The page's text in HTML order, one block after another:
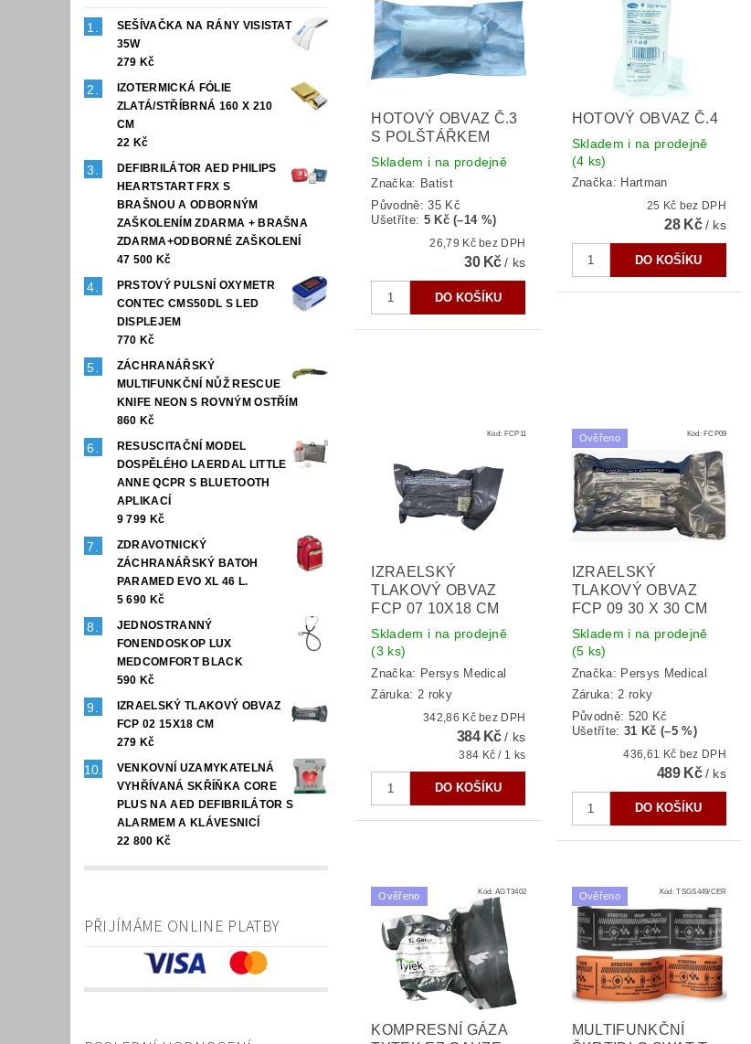
SEŠÍVAČKA NA RÁNY VISISTAT
35W
279 Kč
IZOTERMICKÁ FÓLIE
ZLATÁ/STŘÍBRNÁ 160 X 210
CM
22 Kč
DEFIBRILÁTOR AED PHILIPS
HEARTSTART FRX S
BRAŠNOU A ODBORNÝM
ZAŠKOLENÍM ZDARMA + BRAŠNA
ZDARMA+ODBORNÉ ZAŠKOLENÍ
47 500 Kč
PRSTOVÝ PULSNÍ OXYMETR
CONTEC CMS50DL S LED
DISPLEJEM
770 Kč
ZÁCHRANÁŘSKÝ
MULTIFUNKČNÍ NŮŽ RESCUE
KNIFE NEON S ROVNÝM OSTŘÍM
860 Kč
RESUSCITAČNÍ MODEL
DOSPĚLÉHO LAERDAL LITTLE
ANNE QCPR S BLUETOOTH
APLIKACÍ
9 799 Kč
ZDRAVOTNICKÝ
ZÁCHRANÁŘSKÝ BATOH
PARAMED EVO XL 46 L.
5 690 Kč
JEDNOSTRANNÝ
FONENDOSKOP LUX
MEDCOMFORT BLACK
590 Kč
IZRAELSKÝ TLAKOVÝ OBVAZ
FCP 02 15X18 CM
279 Kč
VENKOVNÍ UZAMYKATELNÁ
VYHŘÍVANÁ SKŘÍŇKA CORE
PLUS NA AED DEFIBRILÁTOR S
ALARMEM A KLÁVESNICÍ
22 800 Kč
PŘIJÍMÁME ONLINE PLATBY
HOTOVÝ OBVAZ Č.3
S POLŠTÁŘKEM
Skladem i na prodejně
Značka: Batist
Původně:35 Kč
Ušetříte: 5 Kč (–14 %)
26,79 Kč bez DPH
30 Kč/ ks
HOTOVÝ OBVAZ Č.4
Skladem i na prodejně
(4 ks)
Značka: Hartman
25 Kč bez DPH
28 Kč/ ks
Kód: FCP11
IZRAELSKÝ
TLAKOVÝ OBVAZ
FCP 07 10X18 CM
Skladem i na prodejně
(3 ks)
Značka: Persys Medical
Záruka: 2 roky
342,86 Kč bez DPH
384 Kč/ ks
384 Kč / 1 ks
Ověřeno Kód:FCP09
IZRAELSKÝ
TLAKOVÝ OBVAZ
FCP 09 30 X 30 CM
Skladem i na prodejně
(5 ks)
Značka: Persys Medical
Záruka: 2 roky
Původně: 520 Kč
Ušetříte:31 Kč (–5 %)
436,61 Kč bez DPH
489 Kč/ ks
Ověřeno Kód:AGT3402
KOMPRESNÍ GÁZA
Ověřeno Kód:TSGS449/CER
MULTIFUNKČNÍ